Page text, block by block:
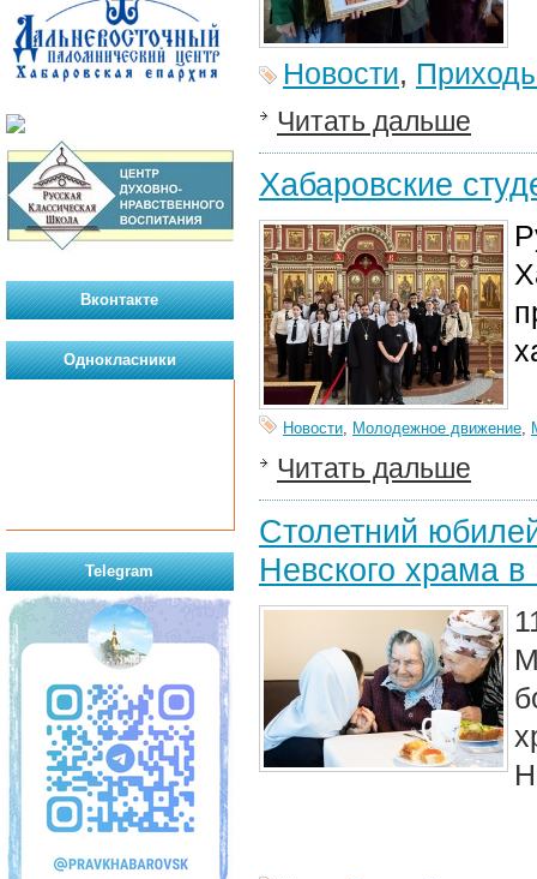
Новости,
Читать дальше
Хабаровские
Новости, Молодежное движение,
Читать дальше
Столетний
Невского храма
Вконтакте
Однокласники
Telegram